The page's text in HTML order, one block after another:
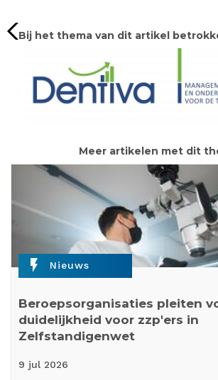
Bij het thema van dit artikel
Meer artikelen met dit
flash_on Nieuws
Beroepsorganisaties pleiten
duidelijkheid voor zzp'ers in
Zelfstandigenwet
9 jul 2026